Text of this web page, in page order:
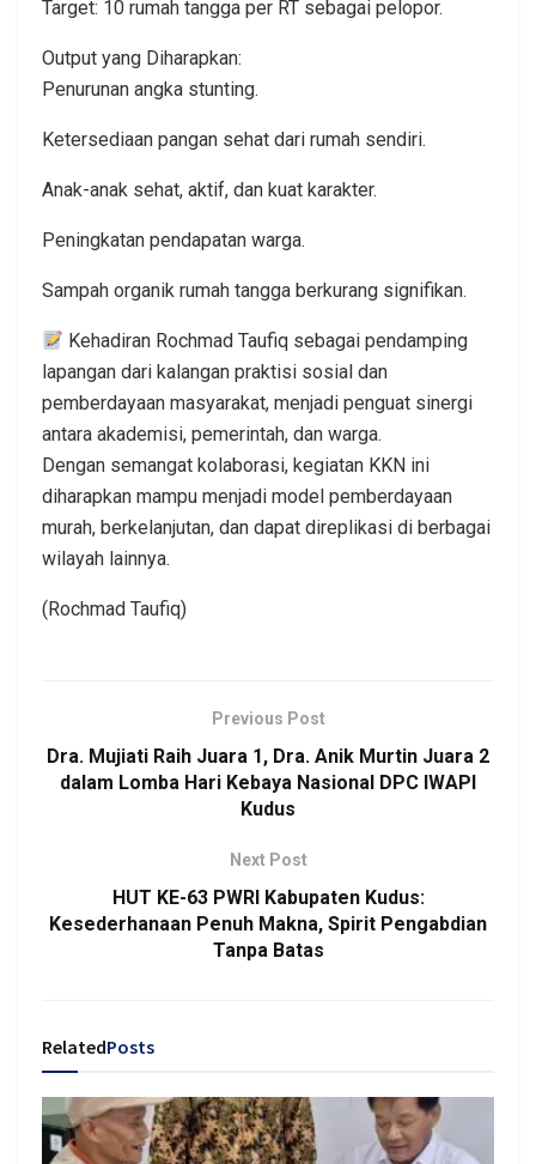
Target: 10 rumah tangga per RT sebagai pelopor.
Output yang Diharapkan:
Penurunan angka stunting.
Ketersediaan pangan sehat dari rumah sendiri.
Anak-anak sehat, aktif, dan kuat karakter.
Peningkatan pendapatan warga.
Sampah organik rumah tangga berkurang signifikan.
Kehadiran Rochmad Taufiq sebagai pendamping
lapangan dari kalangan praktisi sosial dan
pemberdayaan masyarakat, menjadi penguat sinergi
antara akademisi, pemerintah, dan warga.
Dengan semangat kolaborasi, kegiatan KKN ini
diharapkan mampu menjadi model pemberdayaan
murah, berkelanjutan, dan dapat direplikasi di berbagai
wilayah lainnya.
(Rochmad Taufiq)
Previous Post
Dra. Mujiati Raih Juara 1, Dra. Anik Murtin Juara 2
dalam Lomba Hari Kebaya Nasional DPC IWAPI
Kudus
Next Post
HUT KE-63 PWRI Kabupaten Kudus:
Kesederhanaan Penuh Makna, Spirit Pengabdian
Tanpa Batas
RelatedPosts